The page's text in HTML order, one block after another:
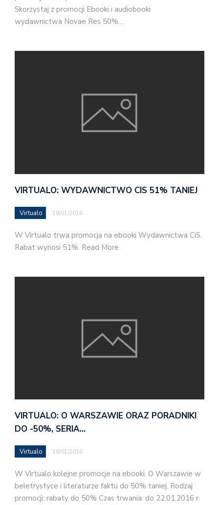
Skorzystaj z promocji Ebooki i audiobooki
wydawnictwa Novae Res 50%…
VIRTUALO: WYDAWNICTWO CIS 51% TANIEJ
Virtualo 19/01/2016
W Virtualo trwa promocja na ebooki Wydawnictwa CiS.
Rabat wynosi 51%. Read More
VIRTUALO: O WARSZAWIE ORAZ PORADNIKI
DO -50%, SERIA…
Virtualo 18/01/2016
W Virtualo kolejne promocje na ebooki. O Warszawie w
beletrystyce i literaturze faktu do 50% taniej. Rodzaj
promocji: rabaty do 50% Czas trwania: do 22.01.2016 r.